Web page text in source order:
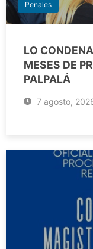
Penales
LO
MESES DE
PALPALÁ
7 agosto,